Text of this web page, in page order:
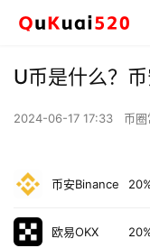
U币是什么？币
2024-06-17 17:33 币
币安Binance
欧易OKX